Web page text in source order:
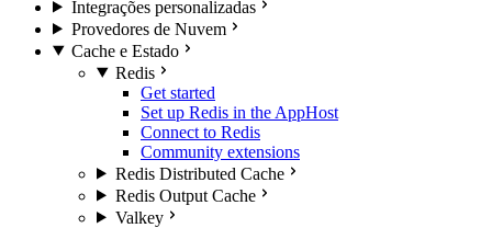
Integrações personalizadas
Provedores de Nuvem
Cache e Estado
Redis
Get started
Set up Redis in the AppHost
Connect to Redis
Community extensions
Redis Distributed Cache
Redis Output Cache
Valkey